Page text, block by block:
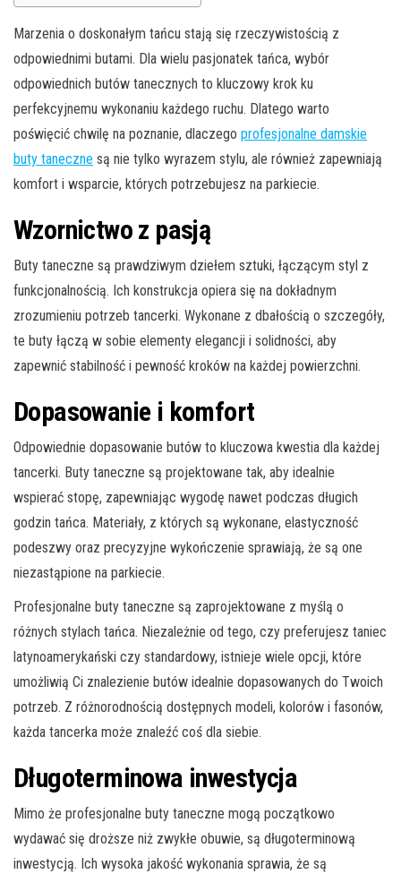
Marzenia o doskonałym tańcu stają się rzeczywistością z
odpowiednimi butami. Dla wielu pasjonatek tańca, wybór
odpowiednich butów tanecznych to kluczowy krok ku
perfekcyjnemu wykonaniu każdego ruchu. Dlatego warto
poświęcić chwilę na poznanie, dlaczego profesjonalne damskie
buty taneczne są nie tylko wyrazem stylu, ale również zapewniają
komfort i wsparcie, których potrzebujesz na parkiecie.
Wzornictwo z pasją
Buty taneczne są prawdziwym dziełem sztuki, łączącym styl z
funkcjonalnością. Ich konstrukcja opiera się na dokładnym
zrozumieniu potrzeb tancerki. Wykonane z dbałością o szczegóły,
te buty łączą w sobie elementy elegancji i solidności, aby
zapewnić stabilność i pewność kroków na każdej powierzchni.
Dopasowanie i komfort
Odpowiednie dopasowanie butów to kluczowa kwestia dla każdej
tancerki. Buty taneczne są projektowane tak, aby idealnie
wspierać stopę, zapewniając wygodę nawet podczas długich
godzin tańca. Materiały, z których są wykonane, elastyczność
podeszwy oraz precyzyjne wykończenie sprawiają, że są one
niezastąpione na parkiecie.
Profesjonalne buty taneczne są zaprojektowane z myślą o
różnych stylach tańca. Niezależnie od tego, czy preferujesz taniec
latynoamerykański czy standardowy, istnieje wiele opcji, które
umożliwią Ci znalezienie butów idealnie dopasowanych do Twoich
potrzeb. Z różnorodnością dostępnych modeli, kolorów i fasonów,
każda tancerka może znaleźć coś dla siebie.
Długoterminowa inwestycja
Mimo że profesjonalne buty taneczne mogą początkowo
wydawać się droższe niż zwykłe obuwie, są długoterminową
inwestycją. Ich wysoka jakość wykonania sprawia, że są